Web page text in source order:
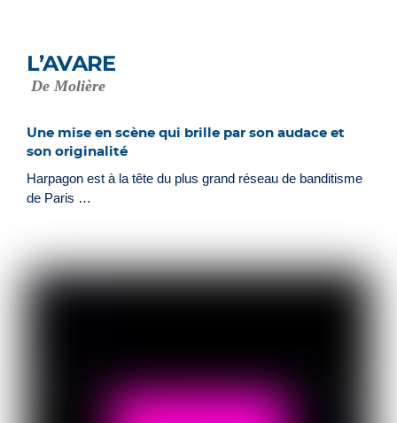
L’AVARE
De Molière
Une mise en scène qui brille par son audace et
son originalité
Harpagon est à la tête du plus grand réseau de banditisme
de Paris …